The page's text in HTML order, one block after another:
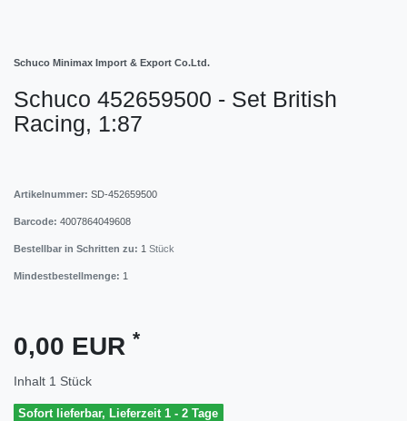
Schuco Minimax Import & Export Co.Ltd.
Schuco 452659500 - Set British
Racing, 1:87
Artikelnummer: SD-452659500
Barcode: 4007864049608
Bestellbar in Schritten zu: 1 Stück
Mindestbestellmenge: 1
0,00 EUR *
Inhalt 1 Stück
Sofort lieferbar, Lieferzeit 1 - 2 Tage